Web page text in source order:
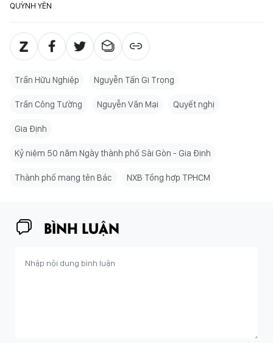
QUỲNH YÊN
Trần Hữu Nghiệp Nguyễn Tấn Gi Trọng
Trần Công Tường Nguyễn Văn Mại Quyết nghị
Gia Định
Kỷ niệm 50 năm Ngày thành phố Sài Gòn - Gia Định
Thành phố mang tên Bác NXB Tổng hợp TPHCM
BÌNH LUẬN